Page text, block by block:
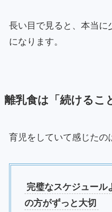
長い目で見ると、本当に
になります。
離乳食は「続けるこ
育児をしていて感じたの
完璧なスケジュール
の方がずっと大切